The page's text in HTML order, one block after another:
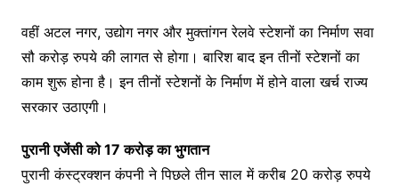
वहीं अटल नगर, उद्योग नगर और मुक्तांगन रेलवे स्टेशनों का निर्माण सवा
सौ करोड़ रुपये की लागत से होगा। बारिश बाद इन तीनों स्टेशनों का
काम शुरू होना है। इन तीनों स्टेशनों के निर्माण में होने वाला खर्च राज्य
सरकार उठाएगी।
पुरानी एजेंसी को 17 करोड़ का भुगतान
पुरानी कंस्ट्रक्शन कंपनी ने पिछले तीन साल में करीब 20 करोड़ रुपये